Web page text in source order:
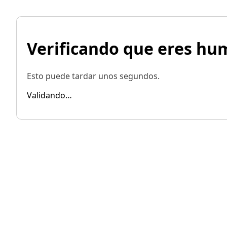
Verificando que eres
Esto puede tardar unos segundos.
Validando…